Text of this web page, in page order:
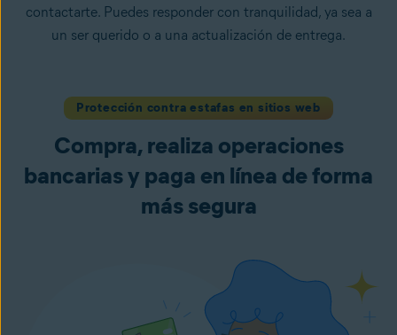
contactarte. Puedes responder con tranquilidad, ya sea a
un ser querido o a una actualización de entrega.
Protección contra estafas en sitios web
Compra, realiza operaciones
bancarias y paga en línea de forma
más segura